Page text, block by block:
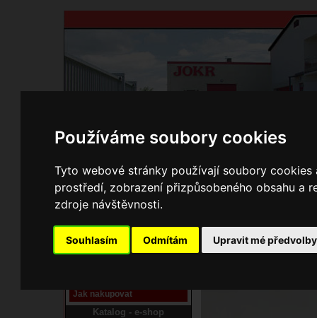
Používáme soubory cookies
Tyto webové stránky používají soubory
prostředí, zobrazení přizpůsobeného obsahu a
zdroje návštěvnosti.
Souhlasím Odmítám Upravit mé předvolby
Domů Kontakty Přihlášení Ke
Pracoviště laser
Nové pracoviště firmy
Jak nakupovat
Katalog - e-shop
E-shop JOKR